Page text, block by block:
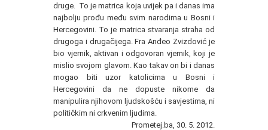
druge. To je matrica koja uvijek pa i danas ima
najbolju prođu među svim narodima u Bosni i
Hercegovini. To je matrica stvaranja straha od
drugoga i drugačijega. Fra Anđeo Zvizdović je
bio vjernik, aktivan i odgovoran vjernik, koji je
mislio svojom glavom. Kao takav on bi i danas
mogao biti uzor katolicima u Bosni i
Hercegovini da ne dopuste nikome da
manipulira njihovom ljudskošću i savjestima, ni
političkim ni crkvenim ljudima.
Prometej.ba, 30. 5. 2012.